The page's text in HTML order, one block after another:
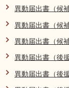
異動届出書（候
異動届出書（候
異動届出書（候
異動届出書（後
異動届出書（後